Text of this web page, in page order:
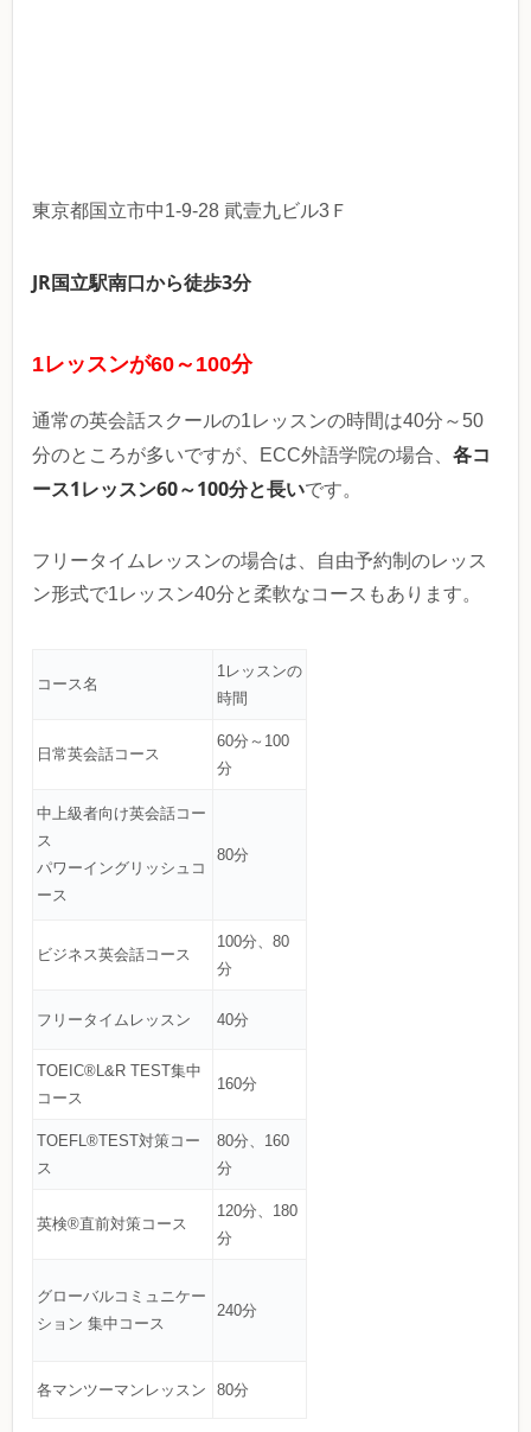
東京都国立市中1-9-28 貮壹九ビル3Ｆ
JR国立駅南口から徒歩3分
1レッスンが60～100分
通常の英会話スクールの1レッスンの時間は40分～50
分のところが多いですが、ECC外語学院の場合、 各コ
ース1レッスン60～100分と長いです。
フリータイムレッスンの場合は、自由予約制のレッス
ン形式で1レッスン40分と柔軟なコースもあります。
コース名
1レッスンの
時間
日常英会話コース
60分～100
分
中上級者向け英会話コー
ス
パワーイングリッシュコ
ース
80分
ビジネス英会話コース
100分、80
分
フリータイムレッスン 40分
TOEIC®L&R TEST集中
コース
160分
TOEFL®TEST対策コー
ス
80分、160
分
英検®直前対策コース
120分、180
分
グローバルコミュニケー
ション 集中コース
240分
各マンツーマンレッスン 80分